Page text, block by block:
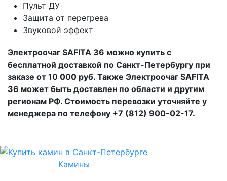
Пульт ДУ
Защита от перегрева
Звуковой эффект
Электроочаг SAFITA 36 можно купить с
бесплатной доставкой по Санкт-Петербургу при
заказе от 10 000 руб. Также Электроочаг SAFITA
36 может быть доставлен по области и другим
регионам РФ. Стоимость перевозки уточняйте у
менеджера по телефону +7 (812) 900-02-17.
Камины